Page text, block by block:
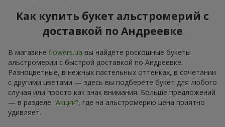
Как купить букет альстромерий с
доставкой по Андреевке
В магазине flowers.ua вы найдёте роскошные букеты
альстромерии с быстрой доставкой по Андреевке.
Разноцветные, в нежных пастельных оттенках, в сочетании
с другими цветами — здесь вы подберёте букет для любого
случая или просто как знак внимания. Больше предложений
— в разделе “Акции”, где на альстромерию цена приятно
удивляет.